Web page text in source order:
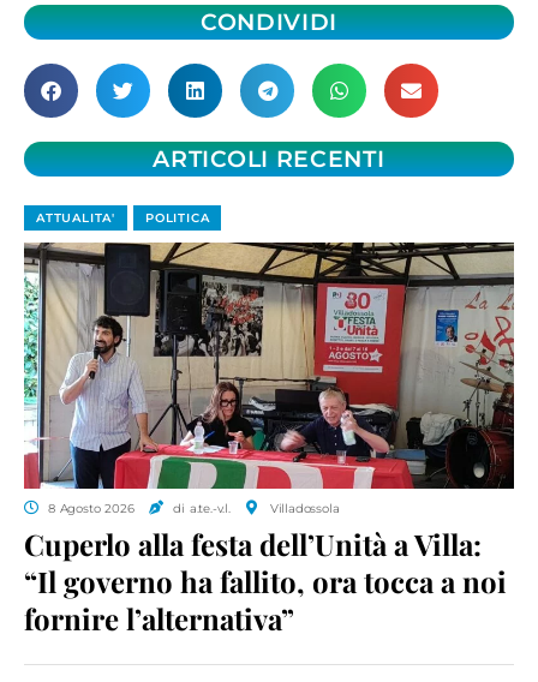
CONDIVIDI
ARTICOLI RECENTI
ATTUALITA' POLITICA
8 Agosto 2026 di a.te.-v.l. Villadossola
Cuperlo alla festa dell’Unità a Villa:
“Il governo ha fallito, ora tocca a noi
fornire l’alternativa”